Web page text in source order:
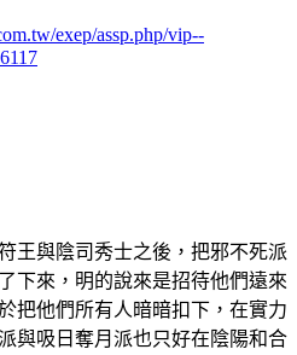
exep/assp.php/vip--
王與陰司秀士之後，把邪不死派
下來，明的說來是招待他們遠來
把他們所有人暗暗扣下，在實力
與吸日奪月派也只好在陰陽和合